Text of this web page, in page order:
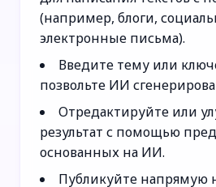
(например, блоги,
электронные письма).
Введите тему или
позвольте ИИ
Отредактируйте или
результат с помощью
основанных на ИИ.
Публикуйте напрямую